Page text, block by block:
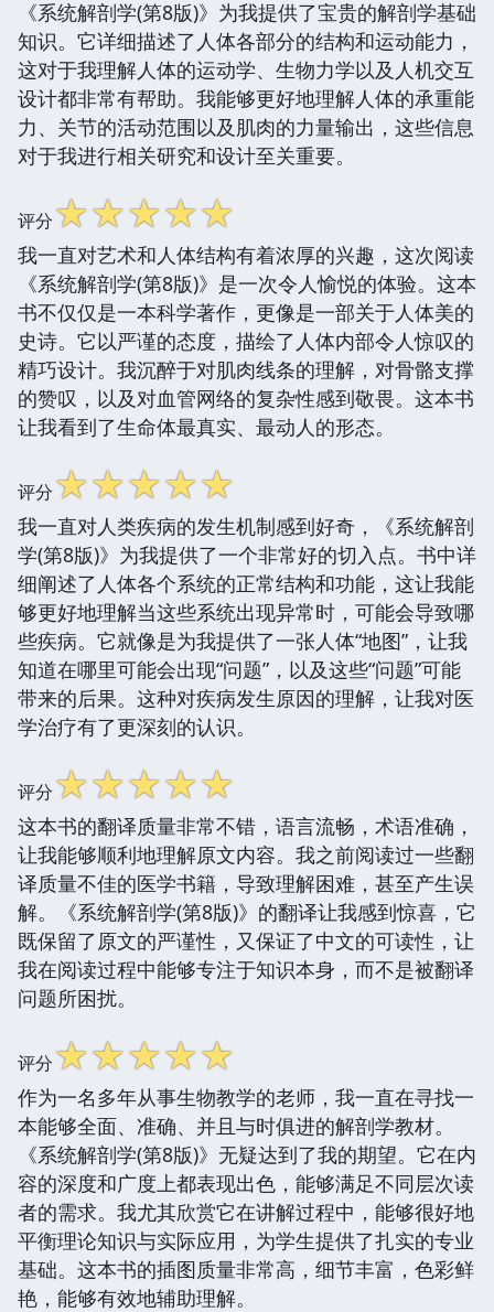
《系统解剖学(第8版)》为我提供了宝贵的解剖学基础
知识。它详细描述了人体各部分的结构和运动能力，
这对于我理解人体的运动学、生物力学以及人机交互
设计都非常有帮助。我能够更好地理解人体的承重能
力、关节的活动范围以及肌肉的力量输出，这些信息
对于我进行相关研究和设计至关重要。
评分☆☆☆☆☆
我一直对艺术和人体结构有着浓厚的兴趣，这次阅读
《系统解剖学(第8版)》是一次令人愉悦的体验。这本
书不仅仅是一本科学著作，更像是一部关于人体美的
史诗。它以严谨的态度，描绘了人体内部令人惊叹的
精巧设计。我沉醉于对肌肉线条的理解，对骨骼支撑
的赞叹，以及对血管网络的复杂性感到敬畏。这本书
让我看到了生命体最真实、最动人的形态。
评分☆☆☆☆☆
我一直对人类疾病的发生机制感到好奇，《系统解剖
学(第8版)》为我提供了一个非常好的切入点。书中详
细阐述了人体各个系统的正常结构和功能，这让我能
够更好地理解当这些系统出现异常时，可能会导致哪
些疾病。它就像是为我提供了一张人体“地图”，让我
知道在哪里可能会出现“问题”，以及这些“问题”可能
带来的后果。这种对疾病发生原因的理解，让我对医
学治疗有了更深刻的认识。
评分☆☆☆☆☆
这本书的翻译质量非常不错，语言流畅，术语准确，
让我能够顺利地理解原文内容。我之前阅读过一些翻
译质量不佳的医学书籍，导致理解困难，甚至产生误
解。《系统解剖学(第8版)》的翻译让我感到惊喜，它
既保留了原文的严谨性，又保证了中文的可读性，让
我在阅读过程中能够专注于知识本身，而不是被翻译
问题所困扰。
评分☆☆☆☆☆
作为一名多年从事生物教学的老师，我一直在寻找一
本能够全面、准确、并且与时俱进的解剖学教材。
《系统解剖学(第8版)》无疑达到了我的期望。它在内
容的深度和广度上都表现出色，能够满足不同层次读
者的需求。我尤其欣赏它在讲解过程中，能够很好地
平衡理论知识与实际应用，为学生提供了扎实的专业
基础。这本书的插图质量非常高，细节丰富，色彩鲜
艳，能够有效地辅助理解。